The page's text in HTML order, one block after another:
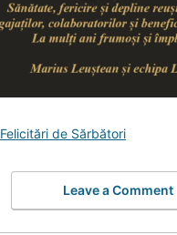
Felicitări de Sărbători
Leave a Comment